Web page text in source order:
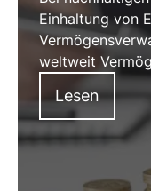
Einhaltung von
weltweit
nachhaltige
von größter
Lesen